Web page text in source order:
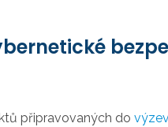
připravovaných do